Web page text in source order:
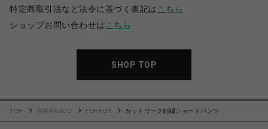
特定商取引法など法令に基づく表記は こちら
ショップお問い合わせは こちら
SHOP TOP
TOP 渋谷PARCO FURFUR カットワーク刺繍ショートパンツ